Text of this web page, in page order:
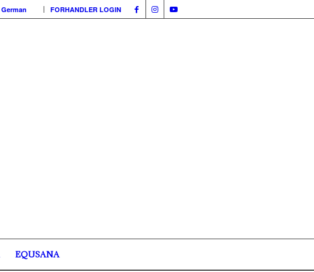
German FORHANDLER LOGIN
EQUSANA